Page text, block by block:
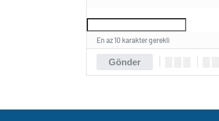
Gönder
En az 10 karakter gerekli